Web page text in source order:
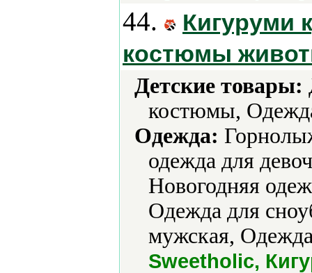
44.
Кигуруми
костюмы
Детские товары:
костюмы,
Одежда:
одежда для
Новогодняя
Одежда для
мужская,
Sweetholic,